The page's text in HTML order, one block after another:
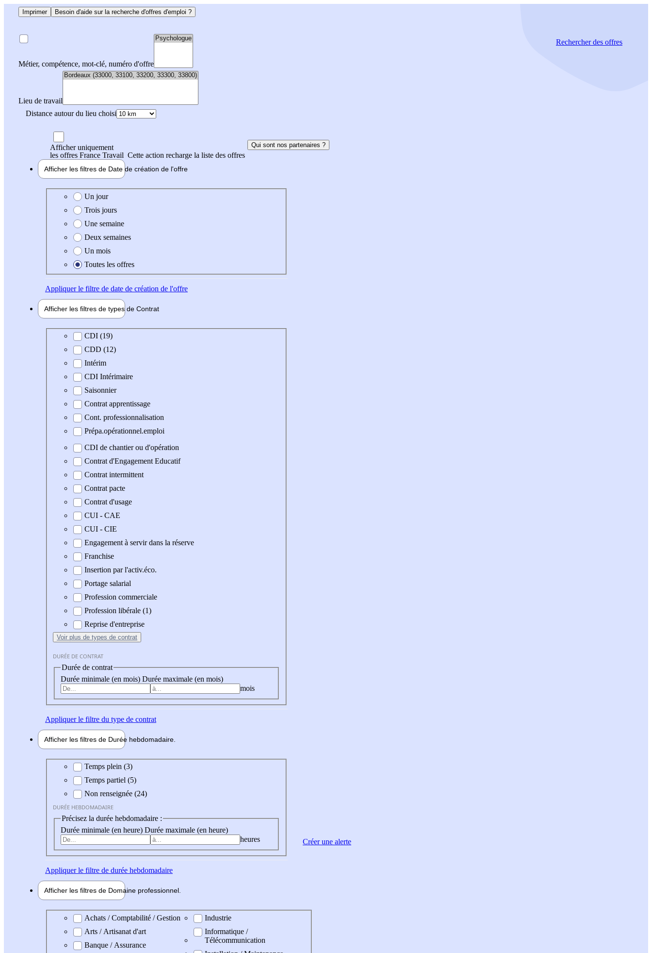
Imprimer Besoin d'aide sur la recherche d'offres d'emploi ?
Métier, compétence, mot-clé, numéro d'offre
Lieu de travail
Distance autour du lieu choisi
Rechercherdes offres
Afficher uniquement
les offres France Travail Cette action recharge la liste des offres
Qui sont nos partenaires ?
Afficher les filtres de Date de création de l'offre
Date de création de l'offre
Un jour
Trois jours
Une semaine
Deux semaines
Un mois
Toutes les offres
Appliquerle filtre de date de création de l'offre
Afficher les filtres de types de Contrat
Type de contratCDI (19)
CDD (12)
Intérim
CDI Intérimaire
Saisonnier
Contrat apprentissage
Cont. professionnalisation
Prépa.opérationnel.emploi
CDI de chantier ou d'opération
Contrat d'Engagement Educatif
Contrat intermittent
Contrat pacte
Contrat d'usage
CUI - CAE
CUI - CIE
Engagement à servir dans la réserve
Franchise
Insertion par l'activ.éco.
Portage salarial
Profession commerciale
Profession libérale (1)
Reprise d'entreprise
Voir plus de types de contrat
DURÉE DE CONTRAT
Durée de contrat
Durée minimale (en mois) Durée maximale (en mois)
mois
Appliquerle filtre du type de contrat
Afficher les filtres de Durée hebdomadaire
Durée hebdomadaire
Temps plein (3)
Temps partiel (5)
Non renseignée (24)
DURÉE HEBDOMADAIRE
Précisez la durée hebdomadaire :
Durée minimale (en heure) Durée maximale (en heure)
heures
Appliquerle filtre de durée hebdomadaire
Afficher les filtres de Domaine professionnel
Domaine professionel
Achats / Comptabilité / Gestion
Arts / Artisanat d'art
Banque / Assurance
Industrie
Informatique /
Télécommunication
Créer une alerte